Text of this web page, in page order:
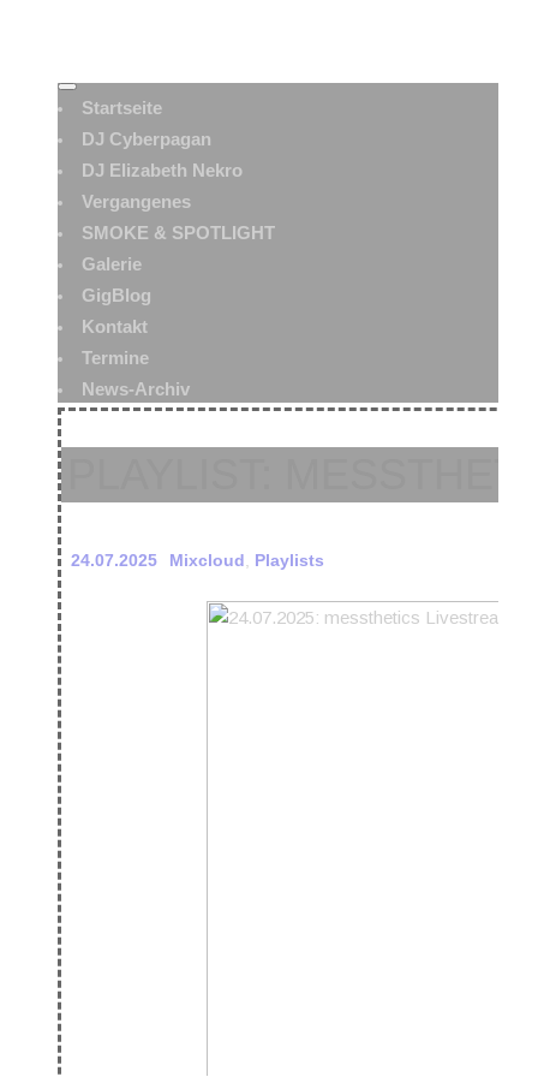
Startseite
DJ Cyberpagan
DJ Elizabeth Nekro
Vergangenes
SMOKE & SPOTLIGHT
Galerie
GigBlog
Kontakt
Termine
News-Archiv
24.07.2025 Mixcloud Playlists